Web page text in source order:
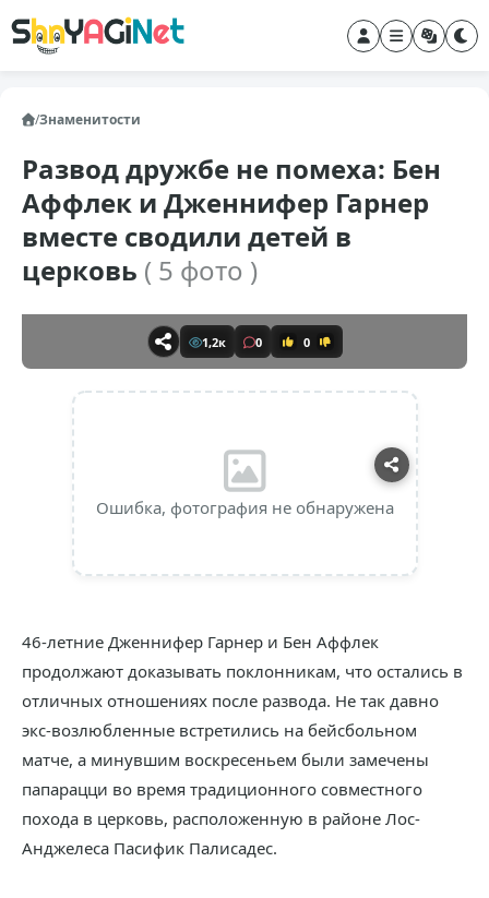
/Знаменитости
Развод дружбе не помеха: Бен
Аффлек и Дженнифер Гарнер
вместе сводили детей в
церковь ( 5 фото )
1,2к 0 0
Ошибка, фотография не обнаружена
46-летние Дженнифер Гарнер и Бен Аффлек
продолжают доказывать поклонникам, что остались в
отличных отношениях после развода. Не так давно
экс-возлюбленные встретились на бейсбольном
матче, а минувшим воскресеньем были замечены
папарацци во время традиционного совместного
похода в церковь, расположенную в районе Лос-
Анджелеса Пасифик Палисадес.